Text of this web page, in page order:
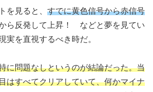
を見ると、 すでに黄色信号から赤信号
ら反発して上昇！ などと夢を見てい
実を直視するべき時だ。
に問題なしというのが結論だった。当
はすべてクリアしていて、何かマイナ